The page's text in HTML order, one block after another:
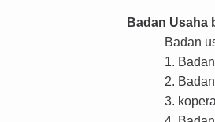
Badan Usaha
Badan
1.
2.
3.